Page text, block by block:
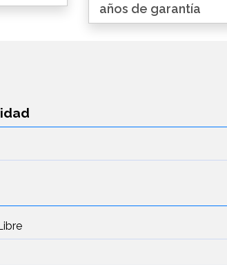
años de garantía